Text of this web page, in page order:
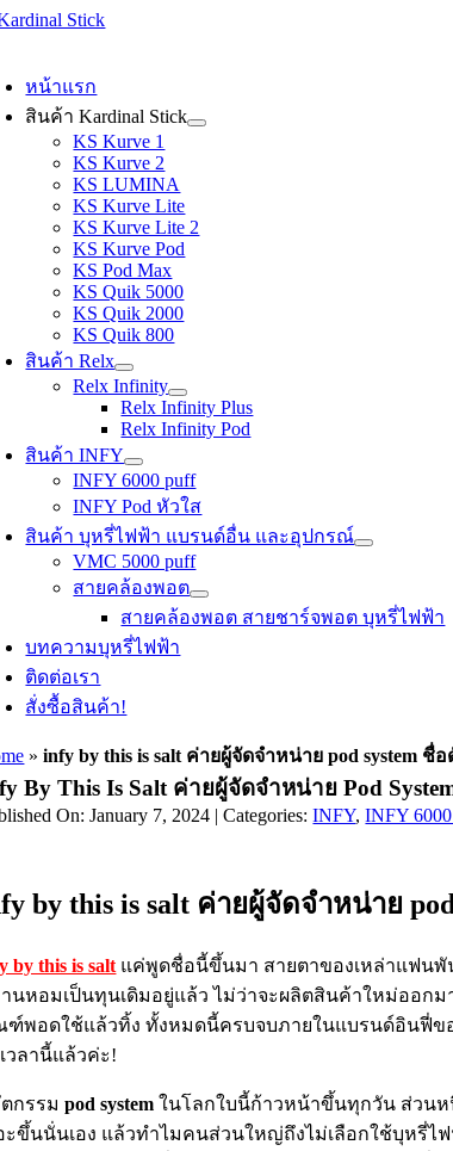
Skip
หน้าแรก
สินค้า Kardinal Stick
KS Kurve 1
KS Kurve 2
KS LUMINA
KS Kurve Lite
KS Kurve Lite 2
KS Kurve Pod
KS Pod Max
KS Quik 5000
KS Quik 2000
KS Quik 800
สินค้า Relx
Relx Infinity
Relx Infinity Plus
Relx Infinity Pod
สินค้า INFY
INFY 6000 puff
INFY Pod หัวใส
สินค้า บุหรี่ไฟฟ้า แบรนด์อื่น และอุปกรณ์
VMC 5000 puff
สายคล้องพอต
สายคล้องพอต สายชาร์จพอต บุหรี่ไฟฟ้า
บทความบุหรี่ไฟฟ้า
ติดต่อเรา
สั่งซื้อสินค้า!
»infy by this is salt ค่ายผู้จัดจำหน่าย pod system
By This Is Salt ค่ายผู้จัดจำหน่าย Pod
On: January 7, 2024 |Categories:INFY,INFY
by this is salt ค่ายผู้จัดจำหน่าย
by this is salt แค่พูดชื่อนี้ขึ้นมา สายตาของเหล่าแฟนพั
นหอมเป็นทุนเดิมอยู่แล้ว ไม่ว่าจะผลิตสินค้าใหม่ออก
พอดใช้แล้วทิ้ง ทั้งหมดนี้ครบจบภายในแบรนด์อินฟี่ขอ
วลานี้แล้วค่ะ!
กรรมpod system ในโลกใบนี้ก้าวหน้าขึ้นทุกวัน ส่วนห
ะขึ้นนั่นเอง แล้วทำไมคนส่วนใหญ่ถึงไม่เลือกใช้บุหรี่ไฟ